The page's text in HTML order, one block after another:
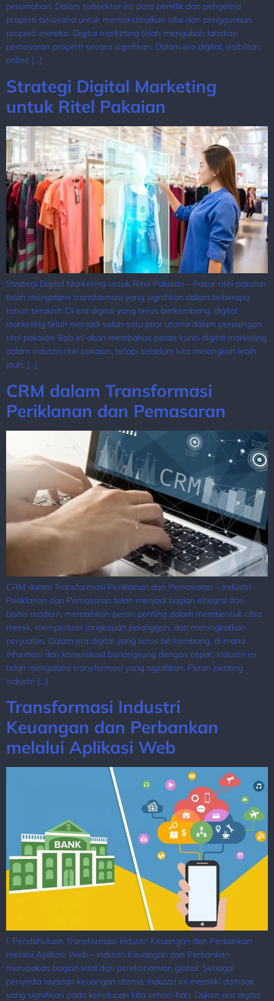
perumahan. Dalam subsektor ini, para pemilik dan pengelola
properti berusaha untuk memaksimalkan nilai dan penggunaan
properti mereka. Digital marketing telah mengubah lanskap
pemasaran properti secara signifikan. Dalam era digital, visibilitas
online […]
Strategi Digital Marketing
untuk Ritel Pakaian
Strategi Digital Marketing untuk Ritel Pakaian – Pasar ritel pakaian
telah mengalami transformasi yang signifikan dalam beberapa
tahun terakhir. Di era digital yang terus berkembang, digital
marketing telah menjadi salah satu pilar utama dalam persaingan
ritel pakaian. Bab ini akan membahas peran kunci digital marketing
dalam industri ritel pakaian, tetapi sebelum kita melangkah lebih
jauh, […]
CRM dalam Transformasi
Periklanan dan Pemasaran
CRM dalam Transformasi Periklanan dan Pemasaran – Industri
Periklanan dan Pemasaran telah menjadi bagian integral dari
bisnis modern, memainkan peran penting dalam membentuk citra
merek, memperluas jangkauan pelanggan, dan meningkatkan
penjualan. Dalam era digital yang terus berkembang, di mana
informasi dan komunikasi berlangsung dengan cepat, industri ini
telah mengalami transformasi yang signifikan. Peran penting
Industri […]
Transformasi Industri
Keuangan dan Perbankan
melalui Aplikasi Web
I. Pendahuluan Transformasi Industri Keuangan dan Perbankan
melalui Aplikasi Web – Industri Keuangan dan Perbankan
merupakan bagian vital dari perekonomian global. Sebagai
penyedia layanan keuangan utama, industri ini memiliki dampak
yang signifikan pada kehidupan kita sehari-hari. Dalam era digital